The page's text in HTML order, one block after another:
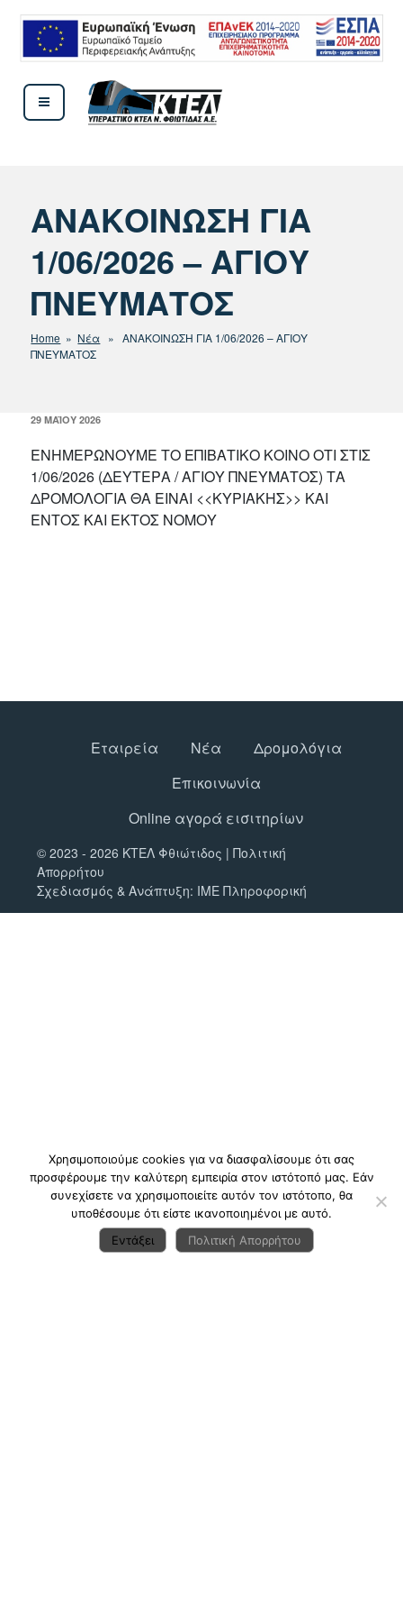
Μετάβαση
περιεχόμενο
ΑΝΑΚΟΙΝΩΣΗ ΓΙΑ
1/06/2026 – ΑΓΙΟΥ
ΠΝΕΥΜΑΤΟΣ
Home » Νέα » ΑΝΑΚΟΙΝΩΣΗ ΓΙΑ 1/06/2026 – ΑΓΙΟΥ
ΠΝΕΥΜΑΤΟΣ
ΔΗΜΟΣΙΕΎΤΗΚΕ
29 ΜΑΪ́ΟΥ 2026
ΕΝΗΜΕΡΩΝΟΥΜΕ ΤΟ ΕΠΙΒΑΤΙΚΟ ΚΟΙΝΟ ΟΤΙ ΣΤΙΣ
1/06/2026 (ΔΕΥΤΕΡΑ / ΑΓΙΟΥ ΠΝΕΥΜΑΤΟΣ) ΤΑ
ΔΡΟΜΟΛΟΓΙΑ ΘΑ ΕΙΝΑΙ <<ΚΥΡΙΑΚΗΣ>> ΚΑΙ
ΕΝΤΟΣ ΚΑΙ ΕΚΤΟΣ ΝΟΜΟΥ
Εταιρεία Νέα
Δρομολόγια
Επικοινωνία
Online αγορά εισιτηρίων
© 2023 - 2026 ΚΤΕΛ Φθιώτιδος |Πολιτική
Απορρήτου
Σχεδιασμός & Ανάπτυξη: ΙΜΕ Πληροφορική
Χρησιμοποιούμε cookies για να διασφαλίσουμε ότι σας
προσφέρουμε την καλύτερη εμπειρία στον ιστότοπό μας. Εάν
συνεχίσετε να χρησιμοποιείτε αυτόν τον ιστότοπο, θα
υποθέσουμε ότι είστε ικανοποιημένοι με αυτό.
Εντάξει
Πολιτική Απορρήτου